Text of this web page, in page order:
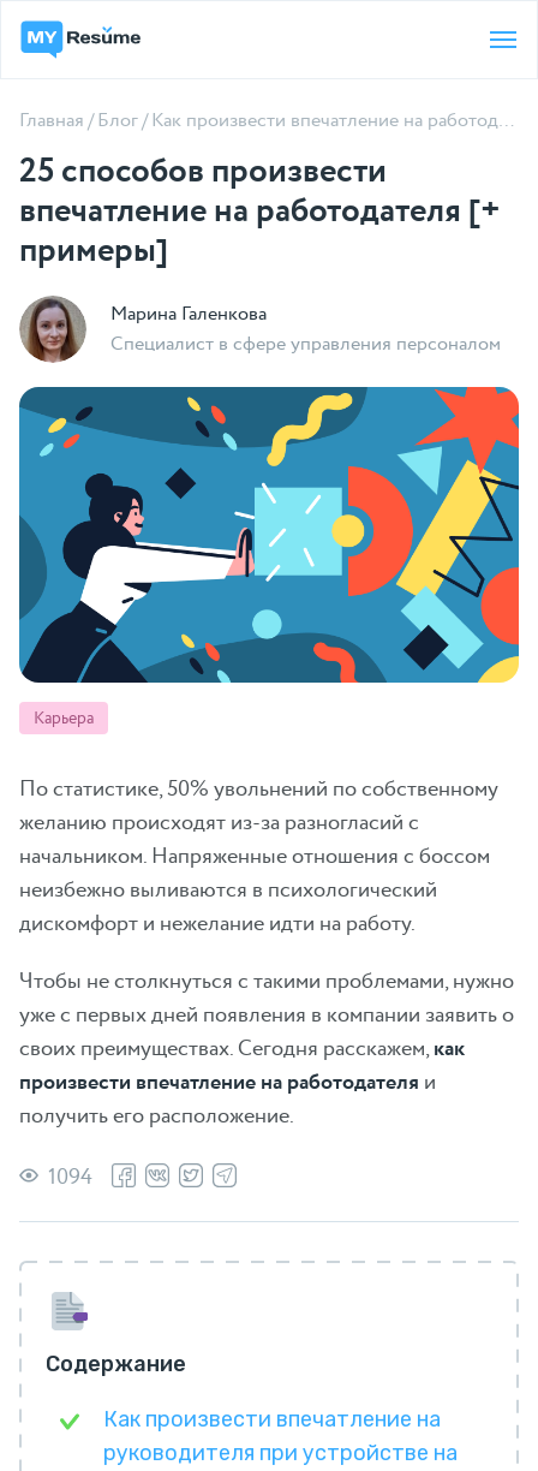
Главная/Блог/ Как произвести впечатление на работодателя
25 способов произвести
впечатление на работодателя [+
примеры]
Карьера
Марина Галенкова
Специалист в сфере управления персоналом
По статистике, 50% увольнений по собственному
желанию происходят из-за разногласий с
начальником. Напряженные отношения с боссом
неизбежно выливаются в психологический
дискомфорт и нежелание идти на работу.
Чтобы не столкнуться с такими проблемами, нужно
уже с первых дней появления в компании заявить о
своих преимуществах. Сегодня расскажем,как
произвести впечатление на работодателя и
получить его расположение.
1094
Содержание
Как произвести впечатление на
руководителя при устройстве на